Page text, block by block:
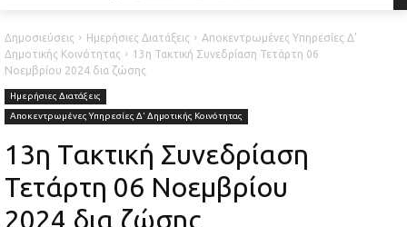
Δημοσιεύσεις Ημερήσιες Διατάξεις
Αποκεντρωμένες Υπηρεσίες Δ'
Δημοτικής Κοινότητας
13η Τακτική Συνεδρίαση Τετάρτη 06
Νοεμβρίου 2024 δια ζώσης
Ημερήσιες Διατάξεις
Αποκεντρωμένες Υπηρεσίες Δ' Δημοτικής Κοινότητας
13η Τακτική Συνεδρίαση
Τετάρτη 06 Νοεμβρίου
2024 δια ζώσης